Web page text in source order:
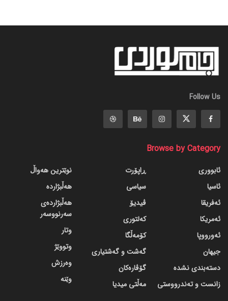
Follow Us
Browse by Category
ئابووری
ئاسیا
ئەفریقا
ئەمریکا
ئەورووپا
جیهان
دسته‌بندی نشده
زانست و تەندرووستی
ڕاپۆرت
سیاسی
ڤیدیۆ
کەلتوری
کۆمەڵگا
گه‌شت و گه‌شتیاری
گۆڤاره‌کان
مەڵتی میدیا
نوێترین هەواڵ
هەڵبژاردە
هەڵبژاردەی
سەرنووسەر
وتار
وتووێژ
وەرزش
وێنە